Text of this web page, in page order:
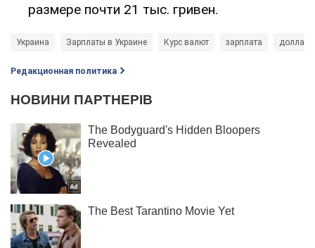
размере почти 21 тыс. гривен.
Украина Зарплаты в Украине Курс валют зарплата доллар
Редакционная политика